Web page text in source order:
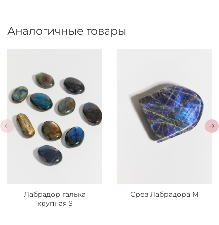
Аналогичные товары
Лабрадор галька
крупная S
Срез Лабрадора M